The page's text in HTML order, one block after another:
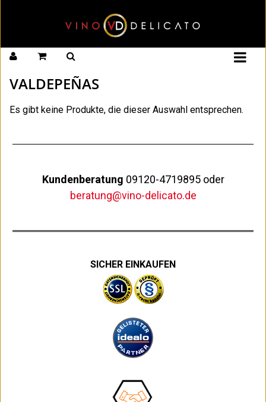
VALDEPEÑAS
Es gibt keine Produkte, die dieser Auswahl entsprechen.
Kundenberatung 09120-4719895 oder
beratung@vino-delicato.de
SICHER EINKAUFEN